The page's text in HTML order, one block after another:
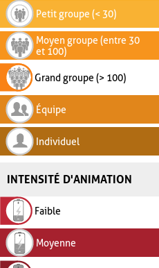
Petit groupe (< 30)
Moyen groupe (entre 30
et 100)
Grand groupe (> 100)
Équipe
Individuel
INTENSITÉ D'ANIMATION
Faible
Moyenne